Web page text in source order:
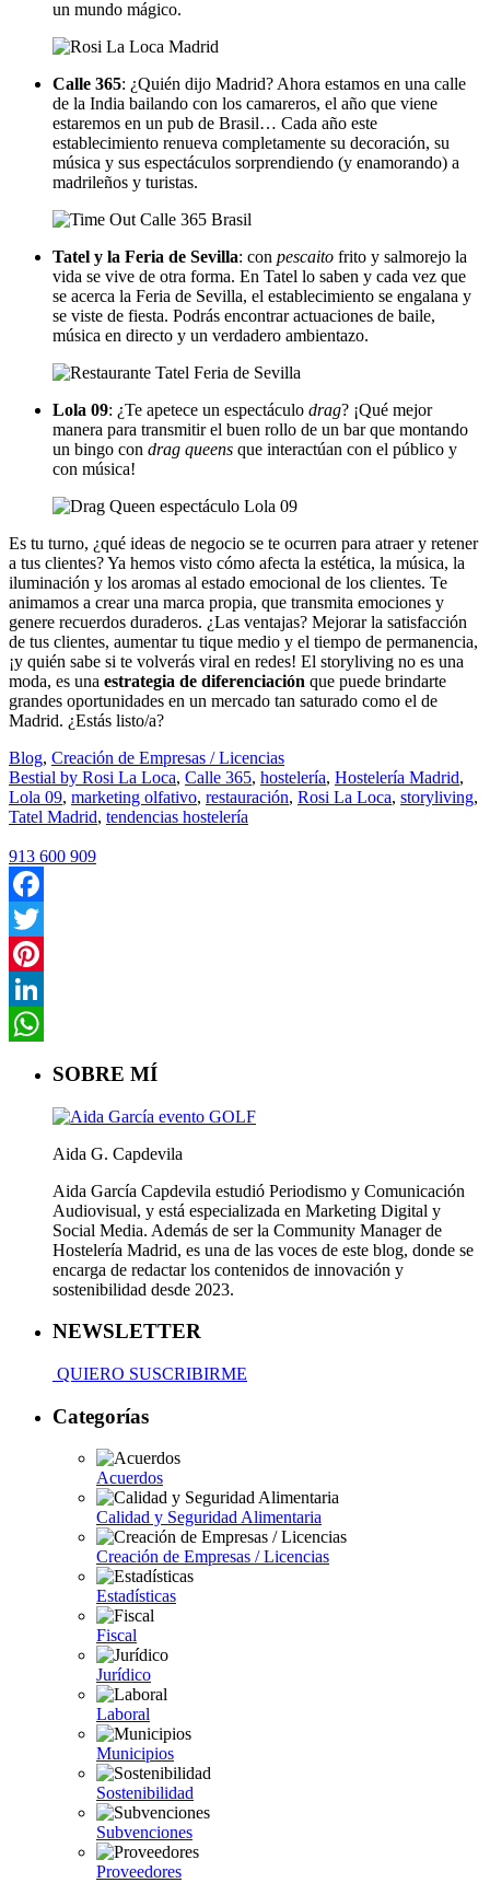
un mundo mágico.
Calle 365: ¿Quién dijo Madrid? Ahora estamos en una calle
de la India bailando con los camareros, el año que viene
estaremos en un pub de Brasil… Cada año este
establecimiento renueva completamente su decoración, su
música y sus espectáculos sorprendiendo (y enamorando) a
madrileños y turistas.
Tatel y la Feria de Sevilla: con pescaito frito y salmorejo la
vida se vive de otra forma. En Tatel lo saben y cada vez que
se acerca la Feria de Sevilla, el establecimiento se engalana y
se viste de fiesta. Podrás encontrar actuaciones de baile,
música en directo y un verdadero ambientazo.
Lola 09: ¿Te apetece un espectáculo drag? ¡Qué mejor
manera para transmitir el buen rollo de un bar que montando
un bingo con drag queens que interactúan con el público y
con música!
Es tu turno, ¿qué ideas de negocio se te ocurren para atraer y retener
a tus clientes? Ya hemos visto cómo afecta la estética, la música, la
iluminación y los aromas al estado emocional de los clientes. Te
animamos a crear una marca propia, que transmita emociones y
genere recuerdos duraderos. ¿Las ventajas? Mejorar la satisfacción
de tus clientes, aumentar tu tique medio y el tiempo de permanencia,
¡y quién sabe si te volverás viral en redes! El storyliving no es una
moda, es una estrategia de diferenciación que puede brindarte
grandes oportunidades en un mercado tan saturado como el de
Madrid. ¿Estás listo/a?
Blog, Creación de Empresas / Licencias
Bestial by Rosi La Loca, Calle 365, hostelería, Hostelería Madrid,
Lola 09, marketing olfativo, restauración, Rosi La Loca, storyliving,
Tatel Madrid, tendencias hostelería
913 600 909
Facebook
Twitter
Pinterest
LinkedIn
SOBRE MÍ
Aida G. Capdevila
Aida García Capdevila estudió Periodismo y Comunicación
Audiovisual, y está especializada en Marketing Digital y
Social Media. Además de ser la Community Manager de
Hostelería Madrid, es una de las voces de este blog, donde se
encarga de redactar los contenidos de innovación y
sostenibilidad desde 2023.
NEWSLETTER
QUIERO SUSCRIBIRME
Categorías
Acuerdos
Calidad y Seguridad Alimentaria
Creación de Empresas / Licencias
Estadísticas
Fiscal
Jurídico
Laboral
Municipios
Sostenibilidad
Subvenciones
Proveedores